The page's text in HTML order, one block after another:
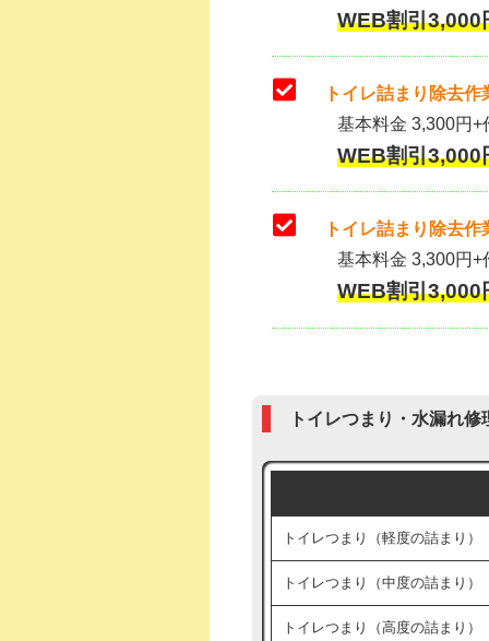
WEB割引3,000
トイレ詰まり除去
基本料金 3,300円+
WEB割引3,000
トイレ詰まり除去
基本料金 3,300円+
WEB割引3,000
トイレつまり・水漏れ
トイレつまり（軽度の詰まり）
トイレつまり（中度の詰まり）
トイレつまり（高度の詰まり）